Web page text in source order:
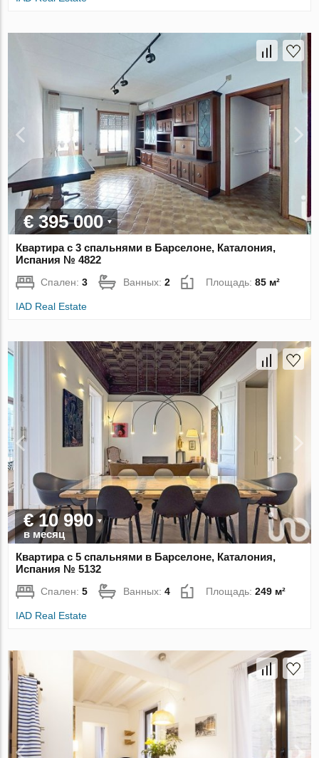
€ 395 000
Квартира с 3 спальнями в Барселоне, Каталония,
Испания № 4822
Спален:3 Ванных:2 Площадь:85 м²
IAD Real Estate
€ 10 990
в месяц
Квартира с 5 спальнями в Барселоне, Каталония,
Испания № 5132
Спален:5 Ванных:4 Площадь:249 м²
IAD Real Estate